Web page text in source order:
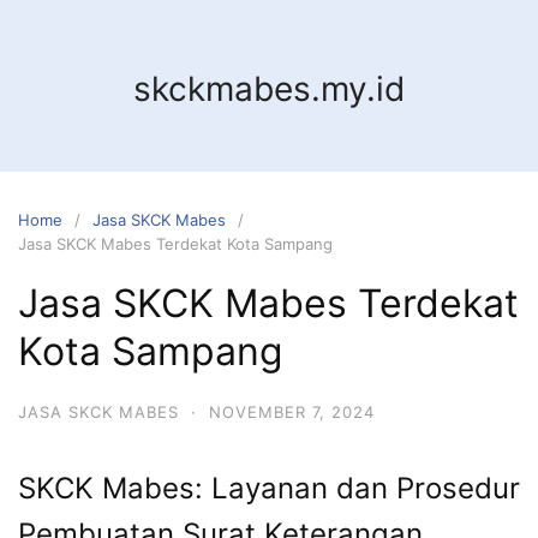
skckmabes.my.id
Home
Jasa SKCK Mabes
Jasa SKCK Mabes Terdekat Kota Sampang
Jasa SKCK Mabes Terdekat
Kota Sampang
JASA SKCK MABES · NOVEMBER 7, 2024
SKCK Mabes: Layanan dan Prosedur